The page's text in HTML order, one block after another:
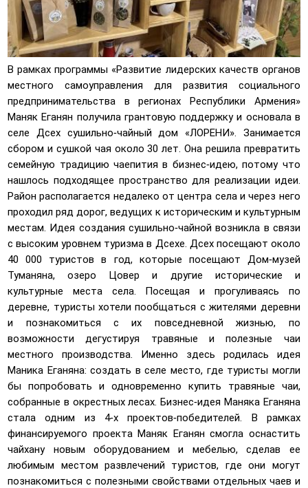
В рамках программы «Развитие лидерских качеств органов
местного самоуправления для развития социального
предпринимательства в регионах Республики Армения»
Маняк Еганян получила грантовую поддержку и основала в
селе Дсех сушильно-чайный дом «ЛОРЕНИ». Занимается
сбором и сушкой чая около 30 лет. Она решила превратить
семейную традицию чаепития в бизнес-идею, потому что
нашлось подходящее пространство для реализации идеи.
Район располагается недалеко от центра села и через него
проходил ряд дорог, ведущих к историческим и культурным
местам. Идея создания сушильно-чайной возникла в связи
с высоким уровнем туризма в Дсехе. Дсех посещают около
40 000 туристов в год, которые посещают Дом-музей
Туманяна, озеро Цовер и другие исторические и
культурные места села. Посещая и прогуливаясь по
деревне, туристы хотели пообщаться с жителями деревни
и познакомиться с их повседневной жизнью, по
возможности дегустируя травяные и полезные чаи
местного производства. Именно здесь родилась идея
Маника Еганяна: создать в селе место, где туристы могли
бы попробовать и одновременно купить травяные чаи,
собранные в окрестных лесах. Бизнес-идея Маняка Еганяна
стала одним из 4-х проектов-победителей. В рамках
финансируемого проекта Маняк Еганян смогла оснастить
чайхану новым оборудованием и мебелью, сделав ее
любимым местом развлечений туристов, где они могут
познакомиться с полезными свойствами отдельных чаев и